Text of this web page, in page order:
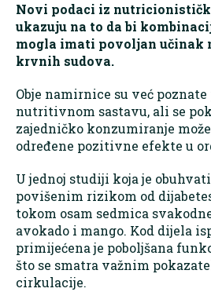
Novi podaci iz
ukazuju na to da bi
mogla imati povoljan učinak
krvnih sudova.
Obje namirnice su već
nutritivnom sastavu, ali se
zajedničko konzumiranje
određene pozitivne efekte u
U jednoj studiji koja je
povišenim rizikom od
tokom osam sedmica
avokado i mango. Kod dijela
primijećena je poboljšana
što se smatra važnim
cirkulacije.